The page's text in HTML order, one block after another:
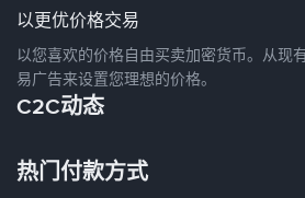
以更优价格交易
以您喜欢的价格自由买卖加密货币。从现
易广告来设置您理想的价格。
C2C动态
热门付款方式